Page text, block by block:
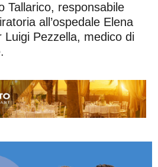
Tallarico, responsabile
all’ospedale Elena
Luigi Pezzella, medico di